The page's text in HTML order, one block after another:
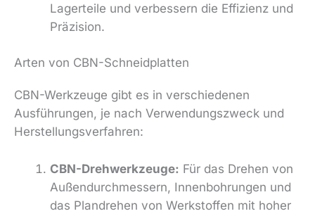
Lagerteile und verbessern die Effizienz und
Präzision.
Arten von CBN-Schneidplatten
CBN-Werkzeuge gibt es in verschiedenen
Ausführungen, je nach Verwendungszweck und
Herstellungsverfahren:
CBN-Drehwerkzeuge: Für das Drehen von
Außendurchmessern, Innenbohrungen und
das Plandrehen von Werkstoffen mit hoher